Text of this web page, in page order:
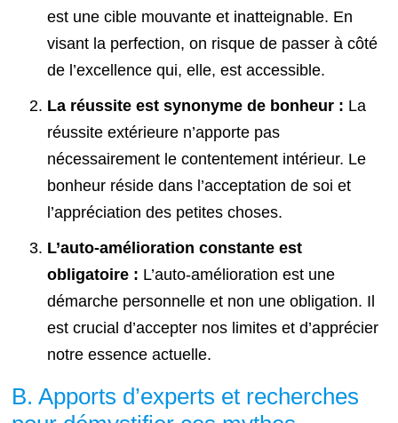
est une cible mouvante et inatteignable. En
visant la perfection, on risque de passer à côté
de l’excellence qui, elle, est accessible.
La réussite est synonyme de bonheur : La
réussite extérieure n’apporte pas
nécessairement le contentement intérieur. Le
bonheur réside dans l’acceptation de soi et
l’appréciation des petites choses.
L’auto-amélioration constante est
obligatoire : L’auto-amélioration est une
démarche personnelle et non une obligation. Il
est crucial d’accepter nos limites et d’apprécier
notre essence actuelle.
B. Apports d’experts et recherches